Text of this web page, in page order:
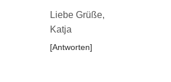
Liebe Grüße,
Katja
Antworten